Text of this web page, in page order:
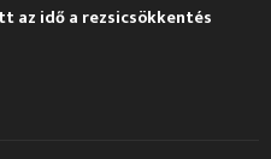
az idő a rezsicsökkentés